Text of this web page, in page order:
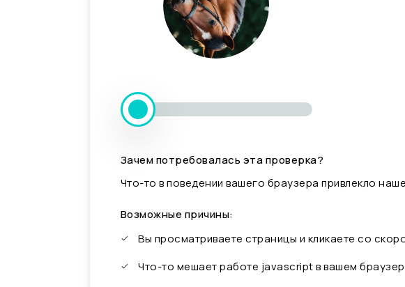
Зачем потребовалась эта проверка?
Что-то в поведении вашего браузера привлекло
Возможные причины:
Вы просматриваете страницы и кликаете со
Что-то мешает работе javascript в вашем